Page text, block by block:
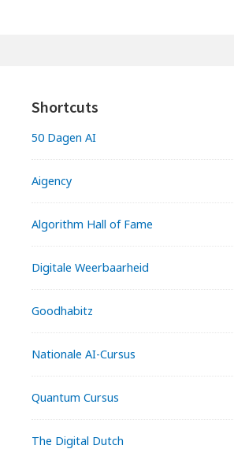
Shortcuts
50 Dagen AI
Aigency
Algorithm Hall of Fame
Digitale Weerbaarheid
Goodhabitz
Nationale AI-Cursus
Quantum Cursus
The Digital Dutch